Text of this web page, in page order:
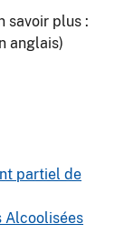
savoir plus :
anglais)
partiel de
Alcoolisées